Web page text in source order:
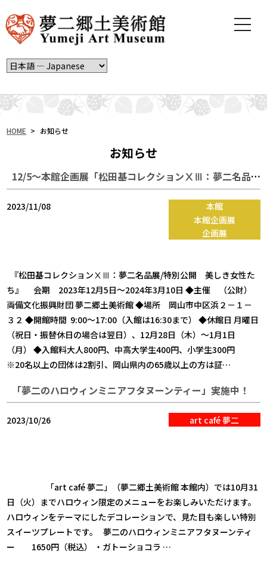
t
n
i
o
n
HOME > お知らせ
お知らせ
12/5～本館企画展「松田基コレクションⅩⅢ：夢二名品展/特別公開 美しき女性たち」
2023/11/08
本館
本館企画展
企画展
『松田基コレクションⅩⅢ：夢二名品展/特別公開 美しき女性た
ち』 会期 2023年12月5日～2024年3月10日 ◆主催 （公財）
両備文化振興財団 夢二郷土美術館 ◆場所 岡山市中区浜２－１－
３２ ◆開館時間 9:00～17:00（入館は16:30まで） ◆休館日 月曜日
（祝日・振替休日の場合は翌日）、12月28日（木）～1月1日
（月） ◆入館料大人800円、中高大学生400円、小学生300円
※20名以上の団体は2割引、岡山県内の65歳以上の方は証…
「夢二のハロウィンミニアフタヌーンティー」実施中！
2023/10/26 art café 夢二
「art café 夢二」（夢二郷土美術館 本館内）では10月31
日（火）までハロウィン限定のメニューをお楽しみいただけます。
ハロウィンをテーマにしたデコレーションで、見た目も楽しい特別
スイーツプレートです。 夢二のハロウィンミニアフタヌーンティ
ー 1650円（税込） ・ガトーショコラ …